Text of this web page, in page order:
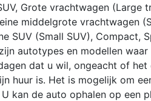
Grote vrachtwagen (Large
middelgrote vrachtwagen
SUV (Small SUV), Compact,
autotypes en modellen
dat u wil, ongeacht of het
huur is. Het is mogelijk om
kan de auto ophalen op een